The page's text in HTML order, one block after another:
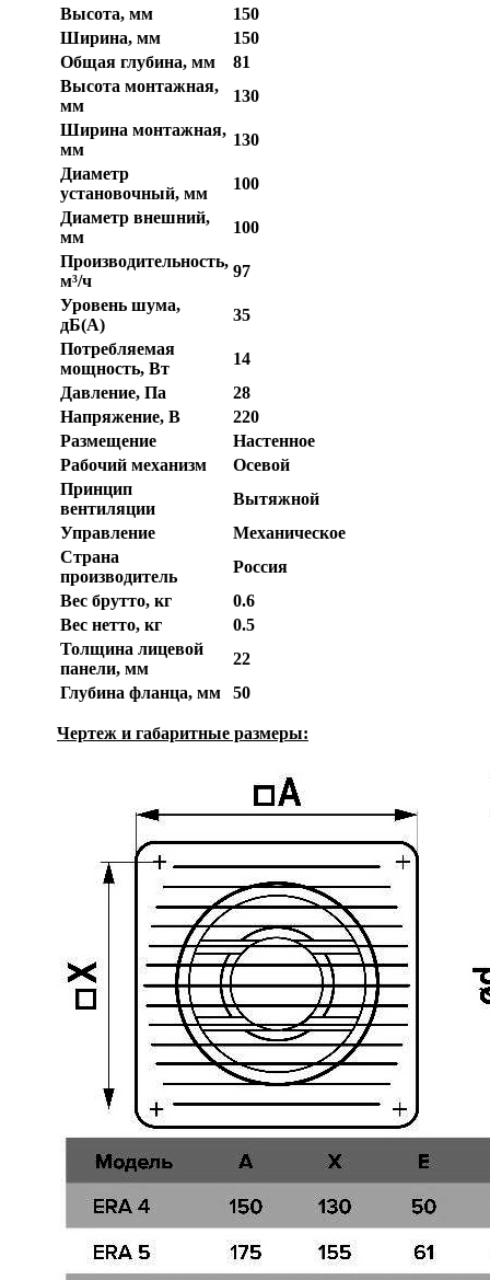
Высота, мм
150
Ширина, мм
150
Общая глубина, мм
81
Высота монтажная,
мм
130
Ширина монтажная,
мм
130
Диаметр
установочный, мм
100
Диаметр внешний,
мм
100
Производительность,
м³/ч
97
Уровень шума,
дБ(А)
35
Потребляемая
мощность, Вт
14
Давление, Па
28
Напряжение, В
220
Размещение
Настенное
Рабочий механизм
Осевой
Принцип
вентиляции
Вытяжной
Управление
Механическое
Страна
производитель
Россия
Вес брутто, кг
0.6
Вес нетто, кг
0.5
Толщина лицевой
панели, мм
22
Глубина фланца, мм
50
Чертеж и габаритные размеры: